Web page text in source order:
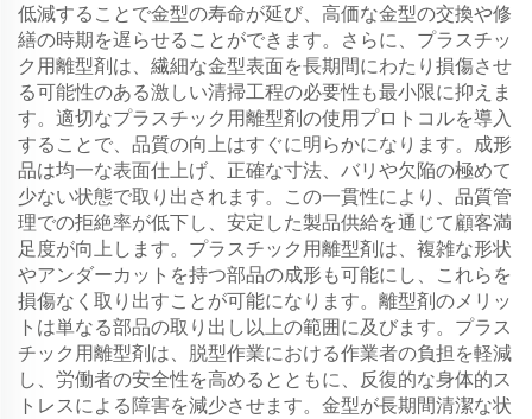
低減することで金型の寿命が延び、高価な金型の交換や修
繕の時期を遅らせることができます。さらに、プラスチッ
ク用離型剤は、繊細な金型表面を長期間にわたり損傷させ
る可能性のある激しい清掃工程の必要性も最小限に抑えま
す。適切なプラスチック用離型剤の使用プロトコルを導入
することで、品質の向上はすぐに明らかになります。成形
品は均一な表面仕上げ、正確な寸法、バリや欠陥の極めて
少ない状態で取り出されます。この一貫性により、品質管
理での拒絶率が低下し、安定した製品供給を通じて顧客満
足度が向上します。プラスチック用離型剤は、複雑な形状
やアンダーカットを持つ部品の成形も可能にし、これらを
損傷なく取り出すことが可能になります。離型剤のメリッ
トは単なる部品の取り出し以上の範囲に及びます。プラス
チック用離型剤は、脱型作業における作業者の負担を軽減
し、労働者の安全性を高めるとともに、反復的な身体的ス
トレスによる障害を減少させます。金型が長期間清潔な状